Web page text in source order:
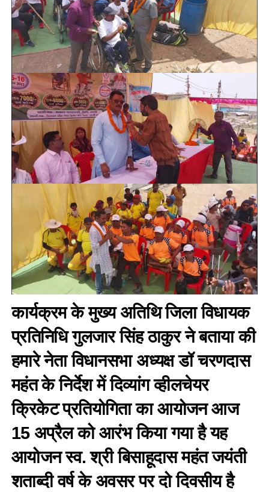
कार्यक्रम के मुख्य अतिथि जिला विधायक
प्रतिनिधि गुलजार सिंह ठाकुर ने बताया की
हमारे नेता विधानसभा अध्यक्ष डॉ चरणदास
महंत के निर्देश में दिव्यांग व्हीलचेयर
क्रिकेट प्रतियोगिता का आयोजन आज
15 अप्रैल को आरंभ किया गया है यह
आयोजन स्व. श्री बिसाहूदास महंत जयंती
शताब्दी वर्ष के अवसर पर दो दिवसीय है